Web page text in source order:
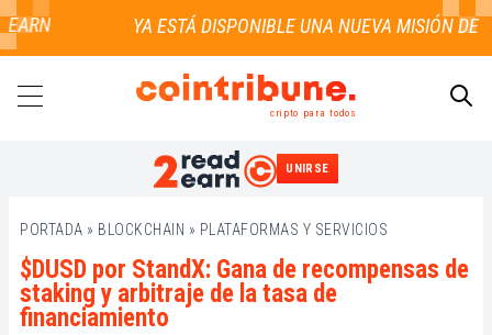
cripto para todos
UNIRSE
PORTADA » BLOCKCHAIN » PLATAFORMAS Y SERVICIOS
$DUSD por StandX: Gana de recompensas de
staking y arbitraje de la tasa de
financiamiento